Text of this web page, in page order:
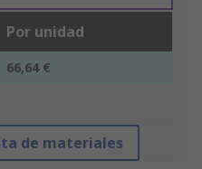
Por unidad
66,64 €
de materiales